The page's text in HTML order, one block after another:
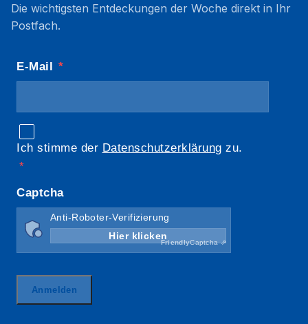
Die wichtigsten Entdeckungen der Woche direkt in Ihr
Postfach.